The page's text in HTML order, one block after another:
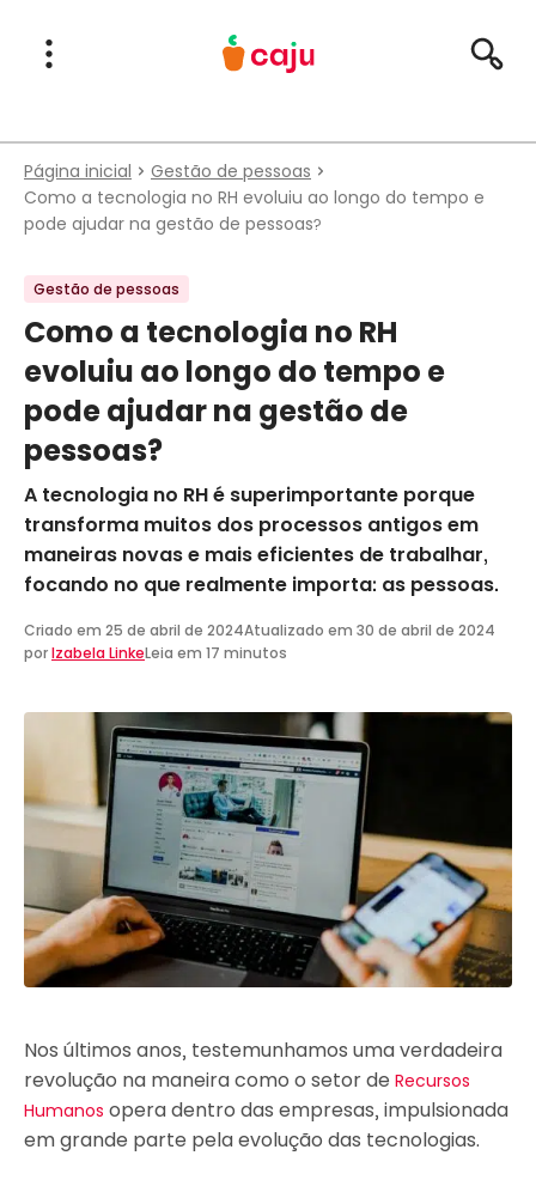
Menu Principal
Abrir Menu
Página inicial
Gestão de pessoas
Como a tecnologia no RH evoluiu ao longo do tempo e
pode ajudar na gestão de pessoas?
Gestão de pessoas
Como a tecnologia no RH
evoluiu ao longo do tempo e
pode ajudar na gestão de
pessoas?
A tecnologia no RH é superimportante porque
transforma muitos dos processos antigos em
maneiras novas e mais eficientes de trabalhar,
focando no que realmente importa: as pessoas.
Criado em 25 de abril de 2024Atualizado em 30 de abril de 2024
porIzabela LinkeLeia em 17 minutos
Nos últimos anos, testemunhamos uma verdadeira
revolução na maneira como o setor de Recursos
Humanos opera dentro das empresas, impulsionada
em grande parte pela evolução das tecnologias.